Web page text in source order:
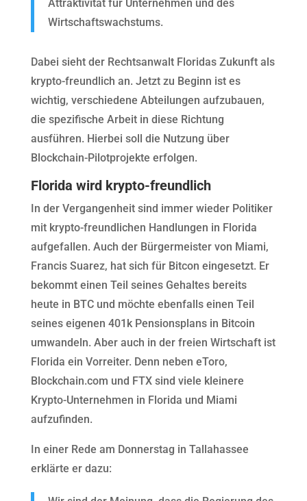
Attraktivität für Unternehmen und des
Wirtschaftswachstums.
Dabei sieht der Rechtsanwalt Floridas Zukunft als
krypto-freundlich an. Jetzt zu Beginn ist es
wichtig, verschiedene Abteilungen aufzubauen,
die spezifische Arbeit in diese Richtung
ausführen. Hierbei soll die Nutzung über
Blockchain-Pilotprojekte erfolgen.
Florida wird krypto-freundlich
In der Vergangenheit sind immer wieder Politiker
mit krypto-freundlichen Handlungen in Florida
aufgefallen. Auch der Bürgermeister von Miami,
Francis Suarez, hat sich für Bitcon eingesetzt. Er
bekommt einen Teil seines Gehaltes bereits
heute in BTC und möchte ebenfalls einen Teil
seines eigenen 401k Pensionsplans in Bitcoin
umwandeln. Aber auch in der freien Wirtschaft ist
Florida ein Vorreiter. Denn neben eToro,
Blockchain.com und FTX sind viele kleinere
Krypto-Unternehmen in Florida und Miami
aufzufinden.
In einer Rede am Donnerstag in Tallahassee
erklärte er dazu: